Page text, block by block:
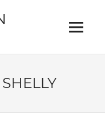
Menu
SHELLY